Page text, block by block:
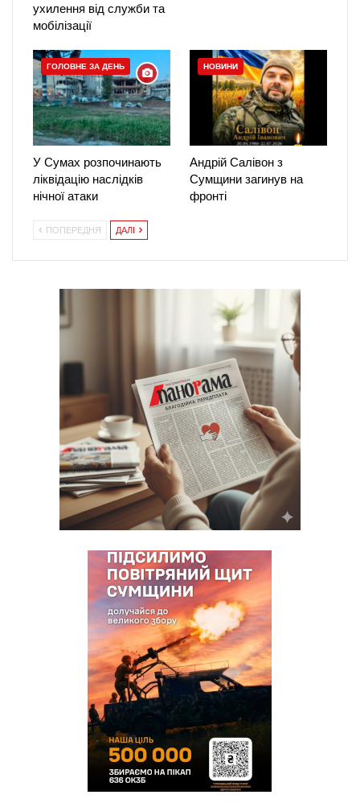
ухилення від служби та
мобілізації
ГОЛОВНЕ ЗА ДЕНЬ
У Сумах розпочинають
ліквідацію наслідків
нічної атаки
НОВИНИ
Андрій Салівон з
Сумщини загинув на
фронті
ПОПЕРЕДНЯ ДАЛІ